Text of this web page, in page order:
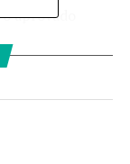
aprovado
emenda
torne devedora